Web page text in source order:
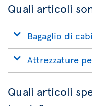
Quali articoli
Bagaglio di
Attrezzature
Quali articoli